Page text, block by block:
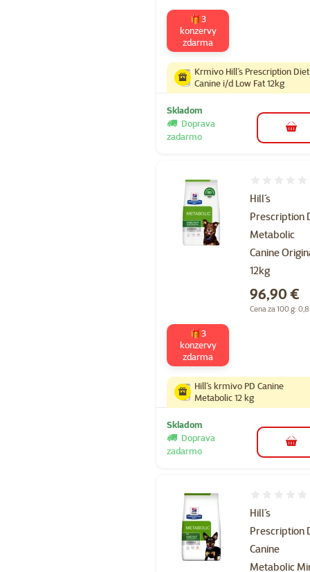
🎁3
konzervy
zdarma
Krmivo Hill´s Prescription Diet
Canine i/d Low Fat 12kg
Skladom
Doprava
zadarmo
do
Hill´s
Prescription
Metabolic
Canine
12kg
Cena
96,90 €
Cena za 100 g:
🎁3
konzervy
zdarma
Hill´s krmivo PD Canine
Metabolic 12 kg
Skladom
Doprava
zadarmo
do
Hill´s
Prescription
Canine
Metabolic